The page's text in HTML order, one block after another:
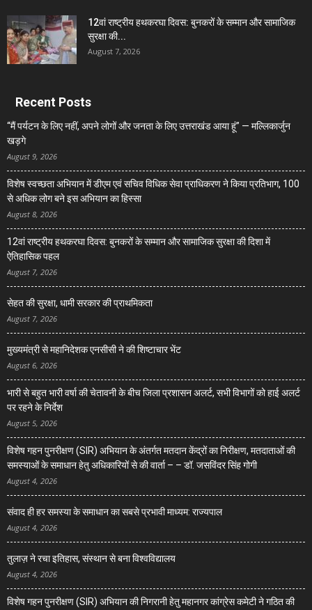
12वां राष्ट्रीय हथकरघा दिवस: बुनकरों के सम्मान और सामाजिक
सुरक्षा की...
August 7, 2026
Recent Posts
“मैं पर्यटन के लिए नहीं, अपने लोगों और जनता के लिए उत्तराखंड आया हूं” — मल्लिकार्जुन
खड़गे
August 9, 2026
विशेष स्वच्छता अभियान में डीएम एवं सचिव विधिक सेवा प्राधिकरण ने किया प्रतिभाग, 100
से अधिक लोग बने इस अभियान का हिस्सा
August 8, 2026
12वां राष्ट्रीय हथकरघा दिवस: बुनकरों के सम्मान और सामाजिक सुरक्षा की दिशा में
ऐतिहासिक पहल
August 7, 2026
सेहत की सुरक्षा, धामी सरकार की प्राथमिकता
August 7, 2026
मुख्यमंत्री से महानिदेशक एनसीसी ने की शिष्टाचार भेंट
August 6, 2026
भारी से बहुत भारी वर्षा की चेतावनी के बीच जिला प्रशासन अलर्ट, सभी विभागों को हाई अलर्ट
पर रहने के निर्देश
August 5, 2026
विशेष गहन पुनरीक्षण (SIR) अभियान के अंतर्गत मतदान केंद्रों का निरीक्षण, मतदाताओं की
समस्याओं के समाधान हेतु अधिकारियों से की वार्ता – – डॉ. जसविंदर सिंह गोगी
August 4, 2026
संवाद ही हर समस्या के समाधान का सबसे प्रभावी माध्यम: राज्यपाल
August 4, 2026
तुलाज़ ने रचा इतिहास, संस्थान से बना विश्वविद्यालय
August 4, 2026
विशेष गहन पुनरीक्षण (SIR) अभियान की निगरानी हेतु महानगर कांग्रेस कमेटी ने गठित की